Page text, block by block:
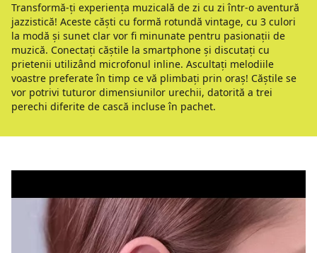
Transformă-ți experiența muzicală de zi cu zi într-o aventură
jazzistică! Aceste căști cu formă rotundă vintage, cu 3 culori
la modă și sunet clar vor fi minunate pentru pasionații de
muzică. Conectați căștile la smartphone și discutați cu
prietenii utilizând microfonul inline. Ascultați melodiile
voastre preferate în timp ce vă plimbați prin oraș! Căștile se
vor potrivi tuturor dimensiunilor urechii, datorită a trei
perechi diferite de cască incluse în pachet.